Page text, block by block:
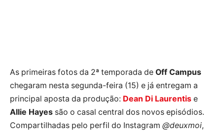
As primeiras fotos da 2ª temporada de Off Campus
chegaram nesta segunda-feira (15) e já entregam a
principal aposta da produção: Dean Di Laurentis e
Allie Hayes são o casal central dos novos episódios.
Compartilhadas pelo perfil do Instagram @deuxmoi,